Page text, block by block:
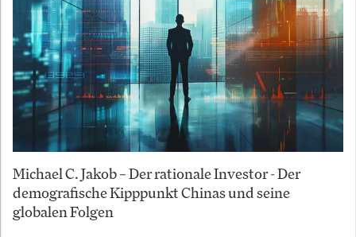
Michael C. Jakob – Der rationale Investor - Der
demografische Kipppunkt Chinas und seine
globalen Folgen